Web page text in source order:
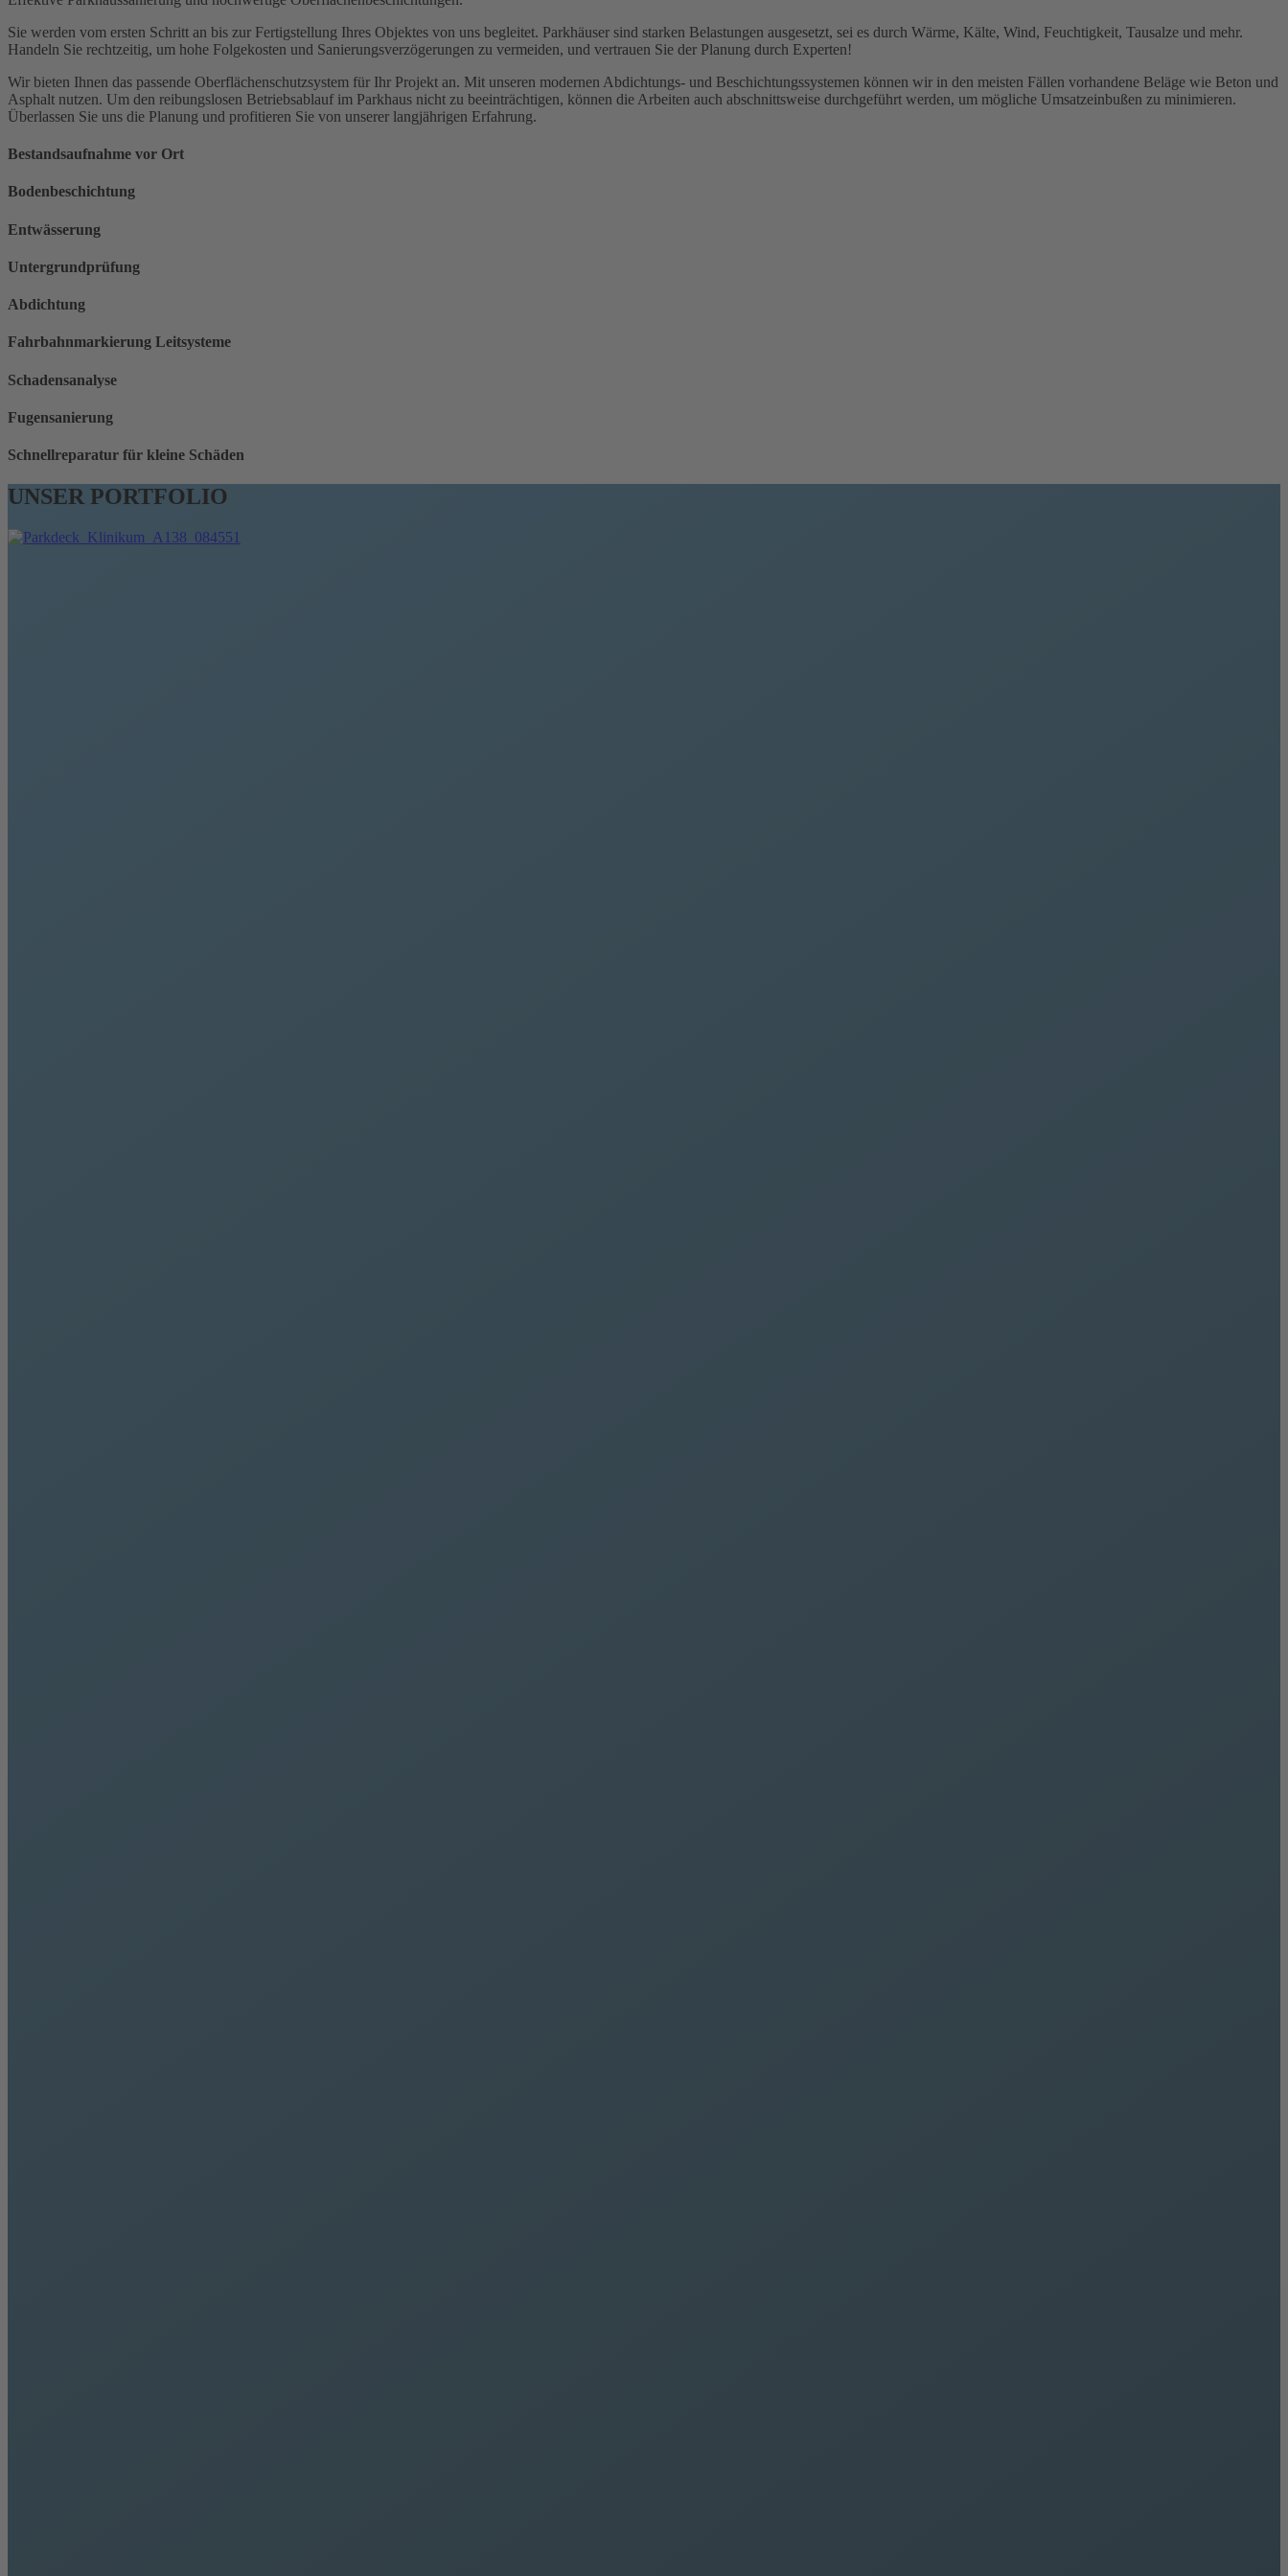
Sie werden vom ersten Schritt an bis zur Fertigstellung Ihres Objektes von uns begleitet. Parkhäuser sind starken Belastungen ausgesetzt, sei es durch Wärme, Kälte, Wind, Feuchtigkeit, Tausalze und mehr.
Handeln Sie rechtzeitig, um hohe Folgekosten und Sanierungsverzögerungen zu vermeiden, und vertrauen Sie der Planung durch Experten!
Wir bieten Ihnen das passende Oberflächenschutzsystem für Ihr Projekt an. Mit unseren modernen Abdichtungs- und Beschichtungssystemen können wir in den meisten Fällen vorhandene Beläge wie Beton und
Asphalt nutzen. Um den reibungslosen Betriebsablauf im Parkhaus nicht zu beeinträchtigen, können die Arbeiten auch abschnittsweise durchgeführt werden, um mögliche Umsatzeinbußen zu minimieren.
Überlassen Sie uns die Planung und profitieren Sie von unserer langjährigen Erfahrung.
Bestandsaufnahme vor Ort
Bodenbeschichtung
Entwässerung
Untergrundprüfung
Abdichtung
Fahrbahnmarkierung Leitsysteme
Schadensanalyse
Fugensanierung
Schnellreparatur für kleine Schäden
UNSER PORTFOLIO